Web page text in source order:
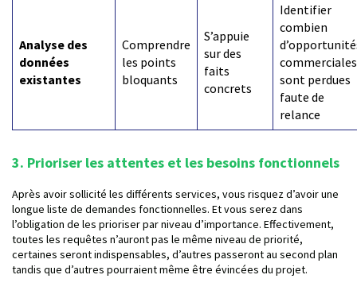
Analyse des
données
existantes
Comprendre
les points
bloquants
S’appuie
sur des
faits
concrets
Identifier
combien
commerciales
sont perdues
faute de
relance
3. Prioriser les attentes et les besoins fonctionnels
Après avoir sollicité les différents services, vous risquez d’avoir une
longue liste de demandes fonctionnelles. Et vous serez dans
l’obligation de les prioriser par niveau d’importance. Effectivement,
toutes les requêtes n’auront pas le même niveau de priorité,
certaines seront indispensables, d’autres passeront au second plan
tandis que d’autres pourraient même être évincées du projet.